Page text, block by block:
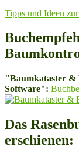
Tipps und Ideen
"Baumkataster &
Software":
Das
erschienen: